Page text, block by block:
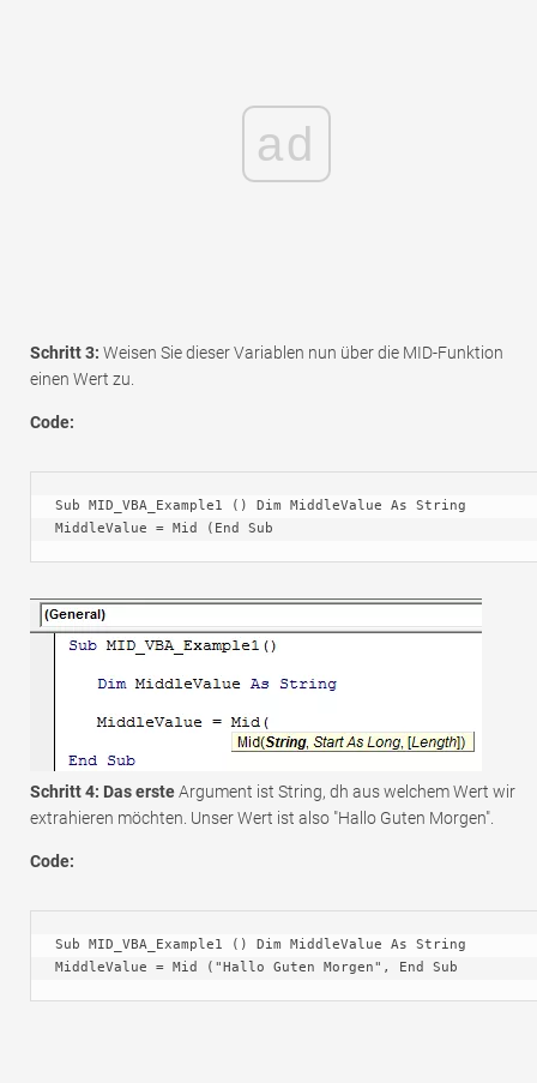
ad
Schritt 3: Weisen Sie dieser Variablen nun über die MID-Funktion
einen Wert zu.
Code:
Sub MID_VBA_Example1 () Dim MiddleValue As String
MiddleValue = Mid (End Sub
Schritt 4: Das ersteArgument ist String, dh aus welchem ​​Wert wir
extrahieren möchten. Unser Wert ist also "Hallo Guten Morgen".
Code:
Sub MID_VBA_Example1 () Dim MiddleValue As String
MiddleValue = Mid ("Hallo Guten Morgen", End Sub